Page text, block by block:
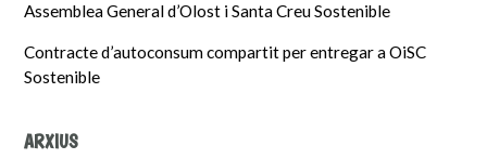
Assemblea General d’Olost i Santa Creu Sostenible
Contracte d’autoconsum compartit per entregar a OiSC
Sostenible
ARXIUS